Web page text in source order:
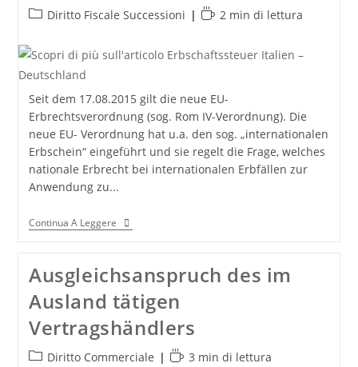
Categoria
Diritto Fiscale Successioni
Tempo
lettura:
2 min di lettura
Seit dem 17.08.2015 gilt die neue EU-
Erbrechtsverordnung (sog. Rom IV-Verordnung). Die
neue EU- Verordnung hat u.a. den sog. „internationalen
Erbschein“ eingeführt und sie regelt die Frage, welches
nationale Erbrecht bei internationalen Erbfällen zur
Anwendung zu...
Continua A LeggereErbschaftssteuer
Italien
Ausgleichsanspruch des im
Ausland tätigen
Vertragshändlers
Categoria
Diritto Commerciale
Tempo3 min di lettura